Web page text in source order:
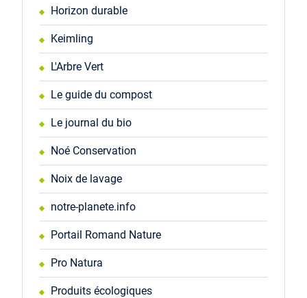
Horizon durable
Keimling
L'Arbre Vert
Le guide du compost
Le journal du bio
Noé Conservation
Noix de lavage
notre-planete.info
Portail Romand Nature
Pro Natura
Produits écologiques